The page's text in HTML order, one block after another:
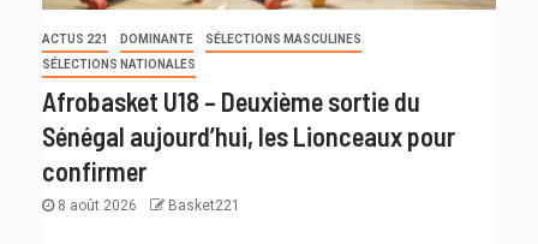
ACTUS 221 DOMINANTE
SÉLECTIONS MASCULINES
SÉLECTIONS NATIONALES
Afrobasket U18 – Deuxième sortie du
Sénégal aujourd’hui, les Lionceaux pour
confirmer
8 août 2026 Basket221